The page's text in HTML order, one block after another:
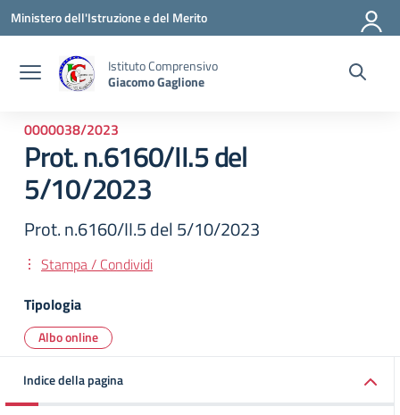
Vai ai contenuti
Vai al menu di navigazione
Vai al footer
Ministero dell'Istruzione e del Merito
Istituto Comprensivo
Giacomo Gaglione
0000038/2023
Prot. n.6160/II.5 del
5/10/2023
Prot. n.6160/II.5 del 5/10/2023
Stampa / Condividi
Tipologia
Albo online
Indice della pagina